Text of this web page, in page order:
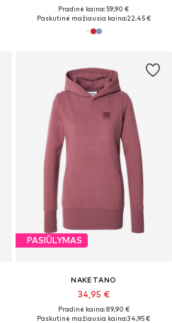
Pradinė kaina: 59,90 €
Paskutinė mažiausia kaina:22,45 €
PASIŪLYMAS
NAKETANO
34,95 €
Pradinė kaina: 89,90 €
Paskutinė mažiausia kaina:34,95 €